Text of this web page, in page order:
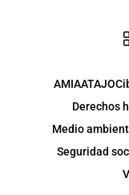
AMIAATAJO
Derechos
Medio
Seguridad